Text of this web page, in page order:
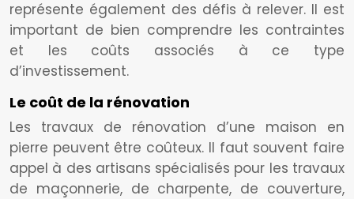
représente également des défis à relever. Il est
important de bien comprendre les contraintes
et les coûts associés à ce type
d’investissement.
Le coût de la rénovation
Les travaux de rénovation d’une maison en
pierre peuvent être coûteux. Il faut souvent faire
appel à des artisans spécialisés pour les travaux
de maçonnerie, de charpente, de couverture,